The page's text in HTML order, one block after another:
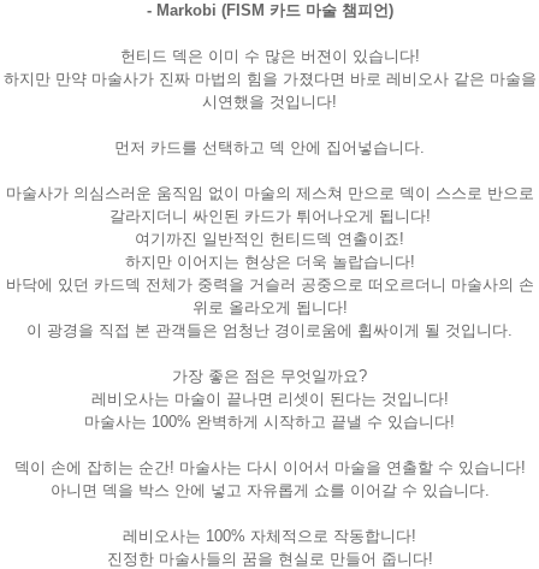
- Markobi (FISM 카드 마술 챔피언)
헌티드 덱은 이미 수 많은 버젼이 있습니다!
하지만 만약 마술사가 진짜 마법의 힘을 가졌다면 바로 레비오사 같은 마술을
시연했을 것입니다!
먼저 카드를 선택하고 덱 안에 집어넣습니다.
마술사가 의심스러운 움직임 없이 마술의 제스쳐 만으로 덱이 스스로 반으로
갈라지더니 싸인된 카드가 튀어나오게 됩니다!
여기까진 일반적인 헌티드덱 연출이죠!
하지만 이어지는 현상은 더욱 놀랍습니다!
바닥에 있던 카드덱 전체가 중력을 거슬러 공중으로 떠오르더니 마술사의 손
위로 올라오게 됩니다!
이 광경을 직접 본 관객들은 엄청난 경이로움에 휩싸이게 될 것입니다.
가장 좋은 점은 무엇일까요?
레비오사는 마술이 끝나면 리셋이 된다는 것입니다!
마술사는 100% 완벽하게 시작하고 끝낼 수 있습니다!
덱이 손에 잡히는 순간! 마술사는 다시 이어서 마술을 연출할 수 있습니다!
아니면 덱을 박스 안에 넣고 자유롭게 쇼를 이어갈 수 있습니다.
레비오사는 100% 자체적으로 작동합니다!
진정한 마술사들의 꿈을 현실로 만들어 줍니다!